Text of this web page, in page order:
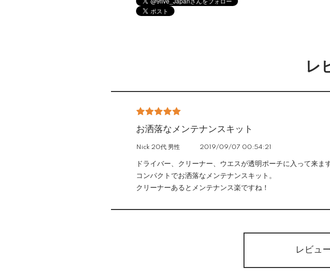
レ
お洒落なメンテナンスキット
Nick 20代 男性 2019/09/07 00:54:21
ドライバー、クリーナー、ウエスが透明ポーチに入って来ます
コンパクトでお洒落なメンテナンスキット。
クリーナーあるとメンテナンス楽ですね！
レビュ